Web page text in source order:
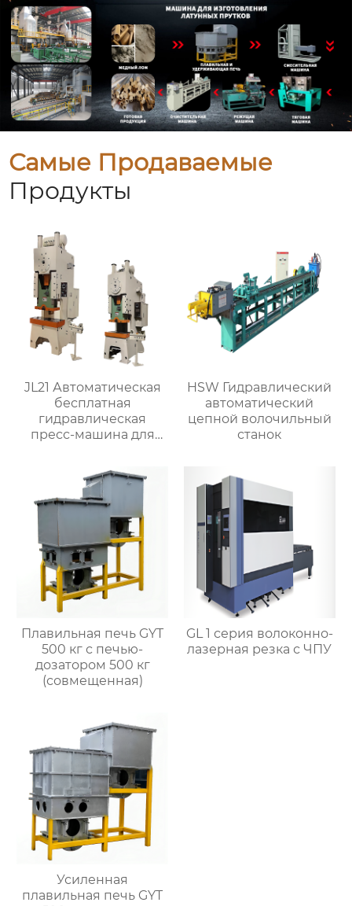
Самые Продаваемые
Продукты
JL21 Автоматическая
бесплатная
гидравлическая
пресс-машина для
HSW Гидравлический
автоматический
цепной волочильный
станок
Плавильная печь GYT
500 кг с печью-
дозатором 500 кг
(совмещенная)
GL 1 серия волоконно-
лазерная резка с ЧПУ
Усиленная
плавильная печь GYT